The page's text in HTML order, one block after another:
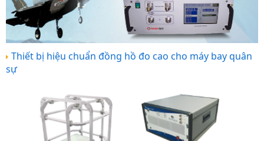
Thiết bị hiệu chuẩn đồng hồ đo cao cho máy bay quân
sự